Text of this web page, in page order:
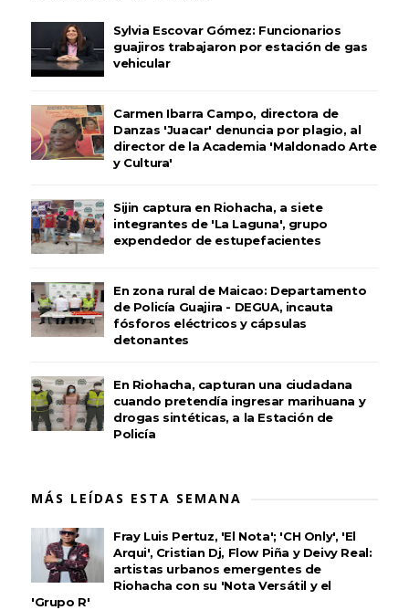
Sylvia Escovar Gómez: Funcionarios
guajiros trabajaron por estación de gas
vehicular
Carmen Ibarra Campo, directora de
Danzas 'Juacar' denuncia por plagio, al
director de la Academia 'Maldonado Arte
y Cultura'
Sijin captura en Riohacha, a siete
integrantes de 'La Laguna', grupo
expendedor de estupefacientes
En zona rural de Maicao: Departamento
de Policía Guajira - DEGUA, incauta
fósforos eléctricos y cápsulas
detonantes
En Riohacha, capturan una ciudadana
cuando pretendía ingresar marihuana y
drogas sintéticas, a la Estación de
Policía
MÁS LEÍDAS ESTA SEMANA
Fray Luis Pertuz, 'El Nota'; 'CH Only', 'El
Arqui', Cristian Dj, Flow Piña y Deivy Real:
artistas urbanos emergentes de
Riohacha con su 'Nota Versátil y el
'Grupo R'